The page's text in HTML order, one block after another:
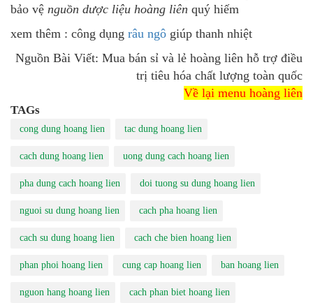
bảo vệ nguồn dược liệu hoàng liên quý hiếm
xem thêm : công dụng râu ngô giúp thanh nhiệt
Nguồn Bài Viết: Mua bán sỉ và lẻ hoàng liên hỗ trợ điều
trị tiêu hóa chất lượng toàn quốc
Về lại menu hoàng liên
TAGs
cong dung hoang lien tac dung hoang lien
cach dung hoang lien uong dung cach hoang lien
pha dung cach hoang lien doi tuong su dung hoang lien
nguoi su dung hoang lien cach pha hoang lien
cach su dung hoang lien cach che bien hoang lien
phan phoi hoang lien cung cap hoang lien ban hoang lien
nguon hang hoang lien cach phan biet hoang lien